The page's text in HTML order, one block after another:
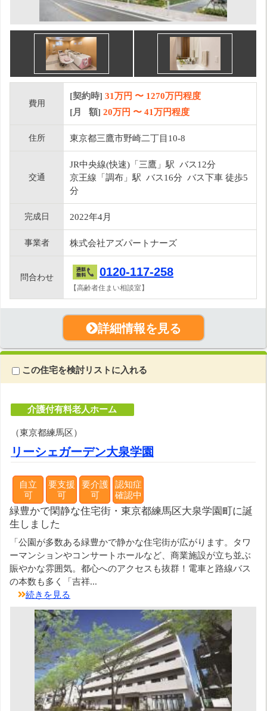
費用
[契約時] 31万円 〜 1270万円程度
[月 額] 20万円 〜 41万円程度
住所 東京都三鷹市野崎二丁目10-8
交通
JR中央線(快速)「三鷹」駅 バス12分
京王線「調布」駅 バス16分 バス下車 徒歩5
分
完成日 2022年4月
事業者 株式会社アズパートナーズ
問合わせ 0120-117-258
【高齢者住まい相談室】
詳細情報を見る
この住宅を検討リストに入れる
介護付有料老人ホーム
（東京都練馬区）
リーシェガーデン大泉学園
自立
可
要支援
可
要介護
可
認知症
確認中
緑豊かで閑静な住宅街・東京都練馬区大泉学園町に誕
生しました
「公園が多数ある緑豊かで静かな住宅街が広がります。タワ
ーマンションやコンサートホールなど、商業施設が立ち並ぶ
賑やかな雰囲気。都心へのアクセスも抜群！電車と路線バス
の本数も多く「吉祥...
続きを見る